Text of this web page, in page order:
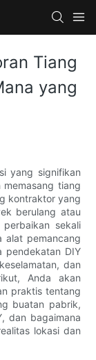
Tiang
yang
yang signifikan
memasang tiang
kontraktor yang
berulang atau
sekali
alat pemancang
pendekatan DIY
dan
Anda akan
praktis tentang
buatan pabrik,
dan bagaimana
lokasi dan